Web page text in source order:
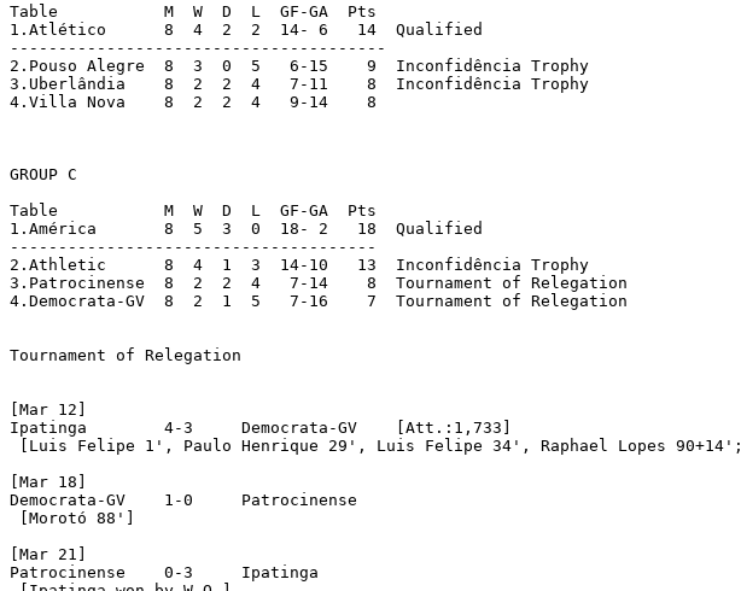
Table		M  W  D  L  GF-GA  Pts
1.Atlético	8  4  2  2  14- 6   14  Qualified
---------------------------------------
2.Pouso Alegre	8  3  0  5   6-15    9  Inconfidência Trophy
3.Uberlândia	8  2  2  4   7-11    8  Inconfidência Trophy
4.Villa Nova	8  2  2  4   9-14    8
GROUP C
Table		M  W  D  L  GF-GA  Pts
1.América	8  5  3  0  18- 2   18  Qualified
--------------------------------------
2.Athletic	8  4  1  3  14-10   13  Inconfidência Trophy
3.Patrocinense	8  2  2  4   7-14    8  Tournament of Relegation
4.Democrata-GV	8  2  1  5   7-16    7  Tournament of Relegation
Tournament of Relegation
[Mar 12]
Ipatinga	4-3	Democrata-GV	[Att.:1,733]
[Luis Felipe 1', Paulo Henrique 29', Luis Felipe 34', Raphael Lopes
[Mar 18]
Democrata-GV	1-0	Patrocinense
[Morotó 88']
[Mar 21]
Patrocinense	0-3	Ipatinga